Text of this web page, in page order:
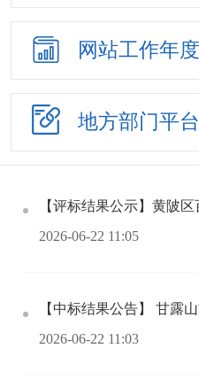
网站工作年
地方部门平
2026-06-22 11:05
【中标结果公告】 甘露
2026-06-22 11:03